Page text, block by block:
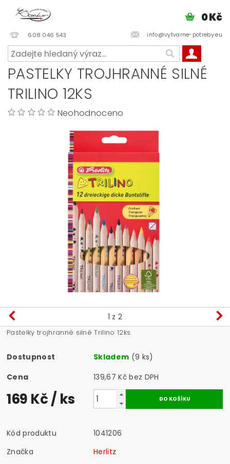
608 046 543 info@vytvarne-potreby.eu
0 Kč
PASTELKY TROJHRANNÉ SILNÉ
TRILINO 12KS
Neohodnoceno
1 z 2
Pastelky trojhranné silné Trilino 12ks.
Dostupnost Skladem (9 ks)
Cena
139,67 Kč bez DPH
169 Kč/ ks
Kód produktu
1041206
Značka
Herlitz